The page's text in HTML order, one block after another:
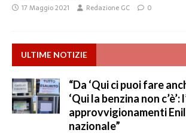
17 Maggio 2021 Redazione GC 0
ULTIME NOTIZIE
“Da ‘Qui ci puoi fare
‘Qui la benzina non c’è’:
approvvigionamenti
nazionale”